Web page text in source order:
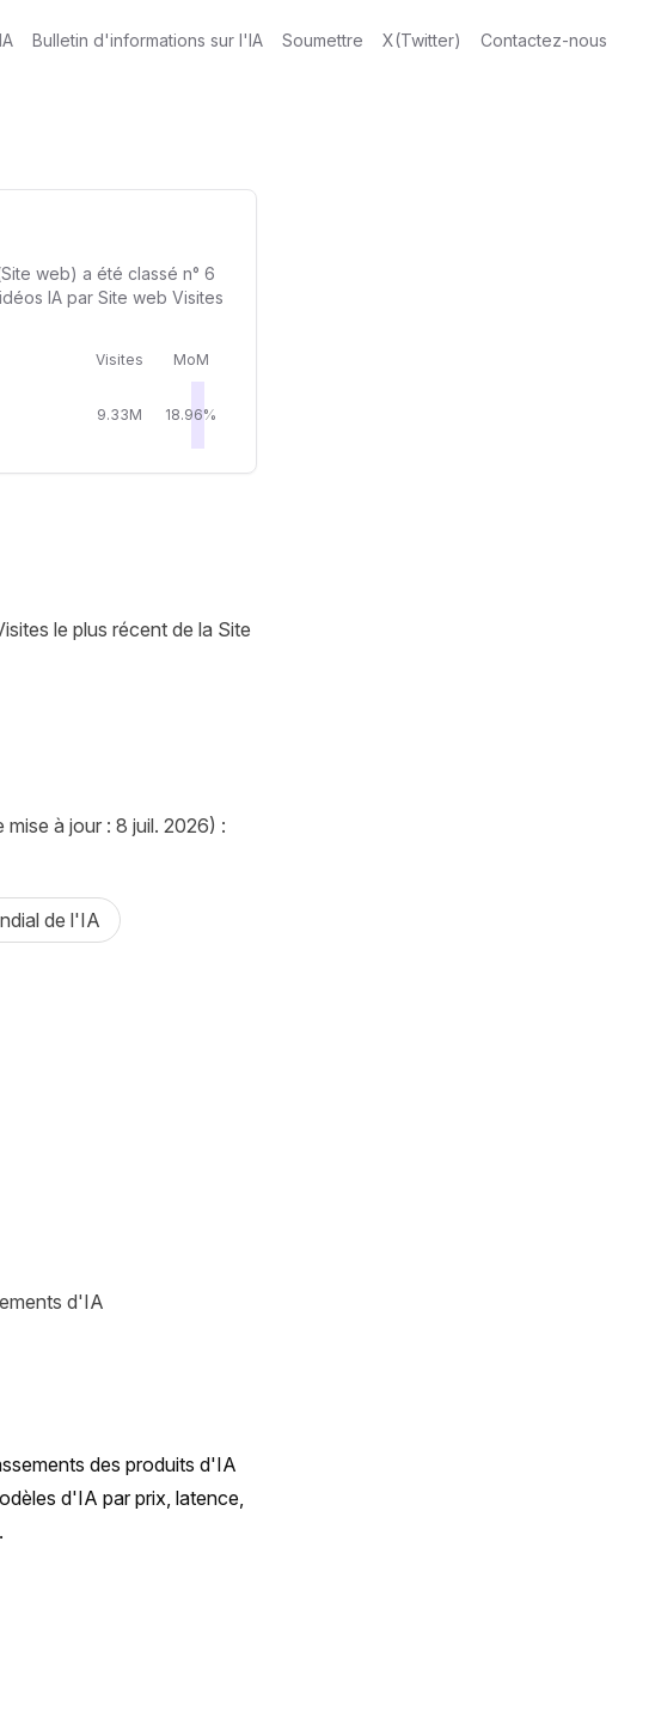
Bulletin d'informations sur l'IA Soumettre X(Twitter) Contactez-nous
web) a été classé n° 6
IA par Site web Visites
Visites MoM
9.33M 18.96%
le plus récent de la Site
à jour : 8 juil. 2026) :
de l'IA
d'IA
des produits d'IA
d'IA par prix, latence,